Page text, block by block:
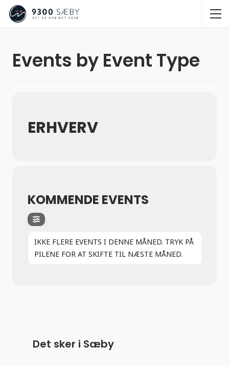
Events by Event Type
ERHVERV
KOMMENDE EVENTS
IKKE FLERE EVENTS I DENNE MÅNED. TRYK PÅ
PILENE FOR AT SKIFTE TIL NÆSTE MÅNED.
Det sker i Sæby